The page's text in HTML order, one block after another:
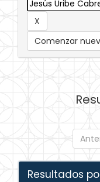
Comenzar
Resultados